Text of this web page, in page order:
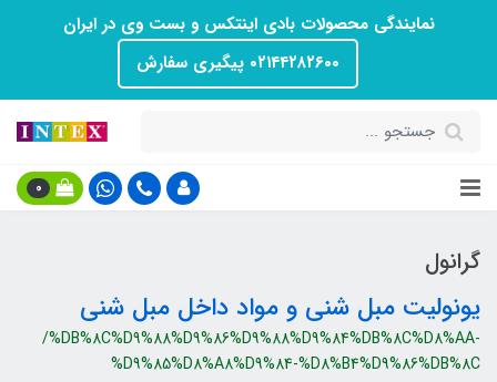
نمایندگی محصولات بادی اینتکس و بست وی در ایران
۰۲۱۴۴۲۸۲۶۰۰ پیگیری سفارش
0
گرانول
یونولیت مبل شنی و مواد داخل مبل شنی
/%DB%8C%D9%88%D9%86%D9%88%D9%84%DB%8C%D8%AA-
%D9%85%D8%A8%D9%84-%D8%B4%D9%86%DB%8C